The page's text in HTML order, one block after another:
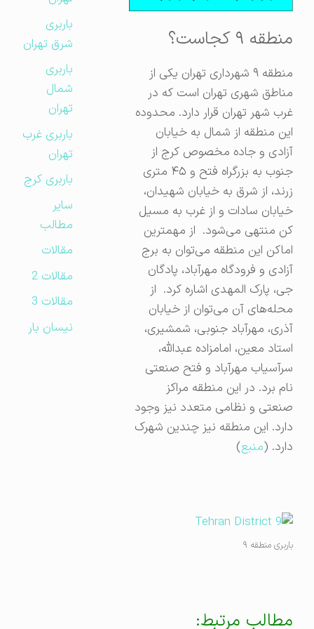
منطقه ۹ کجاست؟
منطقه ۹ شهرداری تهران یکی از
مناطق شهری تهران است که در
غرب شهر تهران قرار دارد. محدوده
این منطقه از شمال به خیابان
آزادی و جاده مخصوص کرج از
جنوب به بزرگراه فتح و ۴۵ متری
زرند، از شرق به خیابان شهیدان،
خیابان سادات و از غرب به مسیل
کن منتهی می‌شود. از مهمترین
اماکن این منطقه می‌توان به برج
آزادی و فرودگاه مهرآباد، پادگان
جی، پارک المهدی اشاره کرد. از
محله‌های آن می‌توان از خیابان
آذری، مهرآباد جنوبی، شمشیری،
استاد معین، امامزاده عبدالله،
سرآسیاب مهرآباد و فتح صنعتی
نام برد. در این منطقه مراکز
صنعتی و نظامی متعدد نیز وجود
دارد. این منطقه نیز چندین شهرک
دارد. (منبع)
باربری منطقه ۹
مطالب مرتبط:
باربری
شرق تهران
باربری
شمال
تهران
باربری غرب
تهران
باربری کرج
مطالب
مقالات
مقالات 2
مقالات 3
نیسان بار